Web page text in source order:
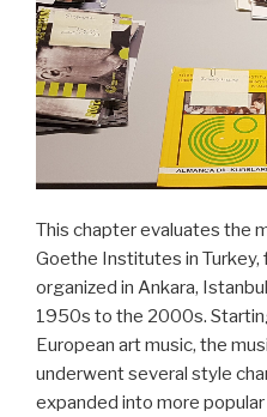
This chapter evaluates the
Goethe Institutes in
organized in Ankara,
1950s to the 2000s.
European art music, the
underwent several style
expanded into more